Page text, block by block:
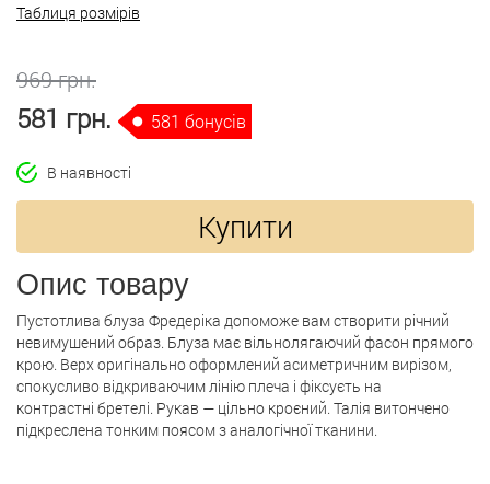
Таблиця розмірів
969 грн.
581 грн. 581 бонусів
В наявності
Купити
Опис товару
Пустотлива блуза Фредеріка допоможе вам створити річний
невимушений образ. Блуза має вільнолягаючий фасон прямого
крою. Верх оригінально оформлений асиметричним вирізом,
спокусливо відкриваючим лінію плеча і фіксуєть на
контрастні бретелі. Рукав — цільно кроєний. Талія витончено
підкреслена тонким поясом з аналогічної тканини.